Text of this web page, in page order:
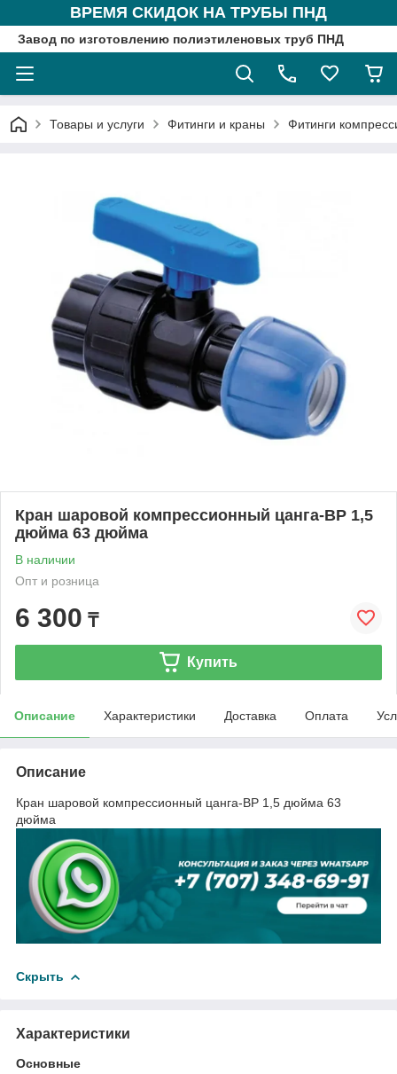
ВРЕМЯ СКИДОК НА ТРУБЫ ПНД
Завод по изготовлению полиэтиленовых труб ПНД
Товары и услуги Фитинги и краны Фитинги
Кран шаровой компрессионный цанга-ВР 1,5
дюйма 63 дюйма
В наличии
Опт и розница
6 300 ₸
Купить
Описание Характеристики Доставка Оплата
Описание
Кран шаровой компрессионный цанга-ВР 1,5 дюйма 63
дюйма
Скрыть
Характеристики
Основные